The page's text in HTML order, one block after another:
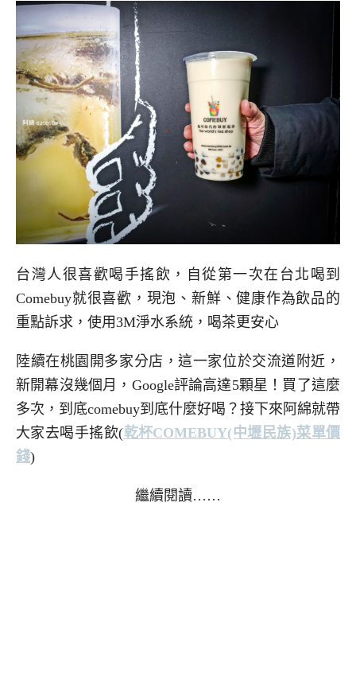
台灣人很喜歡喝手搖飲，自從第一次在台北喝到
Comebuy就很喜歡，現泡、新鮮、健康作為飲品的
重點訴求，使用3M淨水系統，喝茶更安心
陸續在桃園開多家分店，這一家位於交流道附近，
新開幕沒幾個月，Google評論高達5顆星！買了這麼
多次，到底comebuy到底什麼好喝？接下來阿綿就帶
大家去喝手搖飲(乾杯COMEBUY(中壢民族)菜單價
錢)
繼續閱讀……